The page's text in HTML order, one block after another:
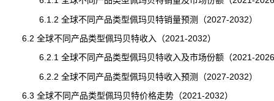
6.1.2 全球不同产品类型佩玛贝特销量预测（2027-2032）
6.2 全球不同产品类型佩玛贝特收入（2021-2032）
6.2.1 全球不同产品类型佩玛贝特收入及市场份额（2021-
6.2.2 全球不同产品类型佩玛贝特收入预测（2027-2032）
6.3 全球不同产品类型佩玛贝特价格走势（2021-2032）